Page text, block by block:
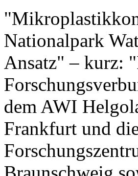
Nationalpark
Ansatz" – kurz:
dem AWI
Frankfurt und